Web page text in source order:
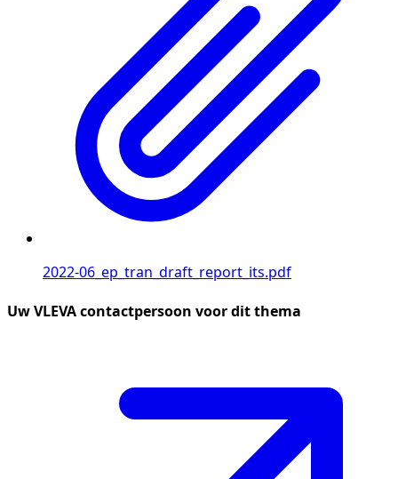
2022-06_ep_tran_draft_report_its.pdf
Uw VLEVA contactpersoon voor dit thema